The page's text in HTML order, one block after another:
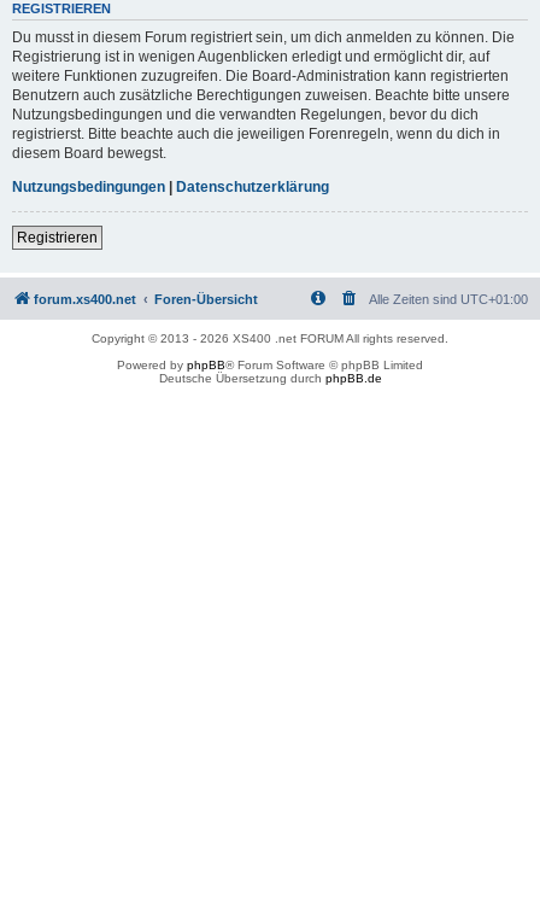
REGISTRIEREN
Du musst in diesem Forum registriert sein, um dich anmelden zu können. Die
Registrierung ist in wenigen Augenblicken erledigt und ermöglicht dir, auf
weitere Funktionen zuzugreifen. Die Board-Administration kann registrierten
Benutzern auch zusätzliche Berechtigungen zuweisen. Beachte bitte unsere
Nutzungsbedingungen und die verwandten Regelungen, bevor du dich
registrierst. Bitte beachte auch die jeweiligen Forenregeln, wenn du dich in
diesem Board bewegst.
Nutzungsbedingungen | Datenschutzerklärung
Registrieren
forum.xs400.net Foren-Übersicht Alle Zeiten sind UTC+01:00
Copyright © 2013 - 2026 XS400 .net FORUM All rights reserved.
Powered by phpBB® Forum Software © phpBB Limited
Deutsche Übersetzung durch phpBB.de